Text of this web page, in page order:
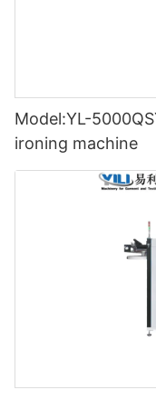
Model:YL-5000QSY Automatic tunnel
ironing machine